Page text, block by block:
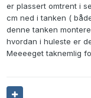
er plassert omtrent i
cm ned i tanken (
denne tanken
hvordan i huleste er
Meeeeget taknemlig